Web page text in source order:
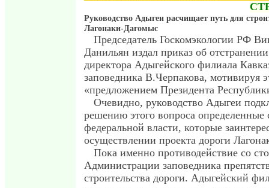
Руководство Адыгеи расчищает путь для
Лагонаки-Дагомыс
Председатель Госкомэкологии РФ
Данильян издал приказ об
директора Адыгейского филиала
заповедника В.Черпакова, мотивируя
«предложением Президента
Очевидно, руководство Адыгеи
решению этого вопроса определенные
федеральной власти, которые
осуществлении проекта дороги
Пока именно противодействие со
Администрации заповедника
строительства дороги. Адыгейский